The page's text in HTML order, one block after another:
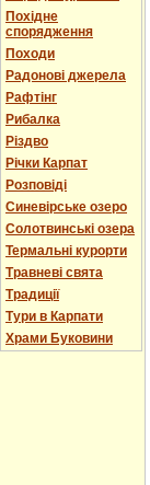
Похідне
спорядження
Походи
Радонові джерела
Рафтінг
Рибалка
Різдво
Річки Карпат
Розповіді
Синевірське озеро
Солотвинські озера
Термальні курорти
Травневі свята
Традиції
Тури в Карпати
Храми Буковини